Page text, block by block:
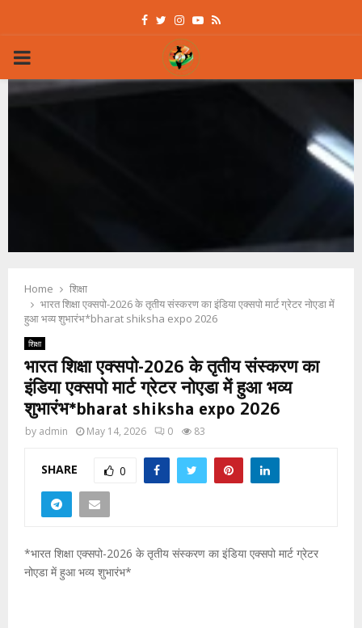
Facebook
Twitter
Instagram
Youtube
Rss
PRIMARY
MENU
Home
शिक्षा
भारत शिक्षा एक्सपो-2026 के तृतीय संस्करण का इंडिया एक्सपो मार्ट ग्रेटर नोएडा में
हुआ भव्य शुभारंभ*bharat shiksha expo 2026
शिक्षा
भारत शिक्षा एक्सपो-2026 के तृतीय संस्करण का
इंडिया एक्सपो मार्ट ग्रेटर नोएडा में हुआ भव्य
शुभारंभ*bharat shiksha expo 2026
by admin May 14, 2026 0 83
SHARE 0
*भारत शिक्षा एक्सपो-2026 के तृतीय संस्करण का इंडिया एक्सपो मार्ट ग्रेटर
नोएडा में हुआ भव्य शुभारंभ*